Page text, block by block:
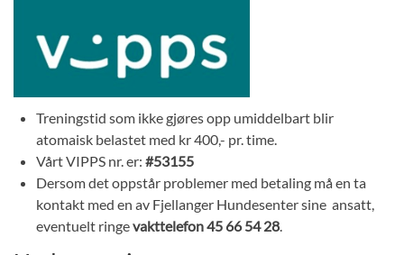
Treningstid som ikke gjøres opp umiddelbart blir
atomaisk belastet med kr 400,- pr. time.
Vårt VIPPS nr. er: #53155
Dersom det oppstår problemer med betaling må en ta
kontakt med en av Fjellanger Hundesenter sine ansatt,
eventuelt ringevakttelefon 45 66 54 28.